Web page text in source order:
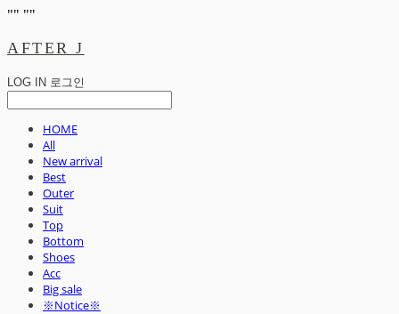
"" ""
AFTER J
LOG IN 로그인
HOME
All
New arrival
Best
Outer
Suit
Top
Bottom
Shoes
Acc
Big sale
※Notice※